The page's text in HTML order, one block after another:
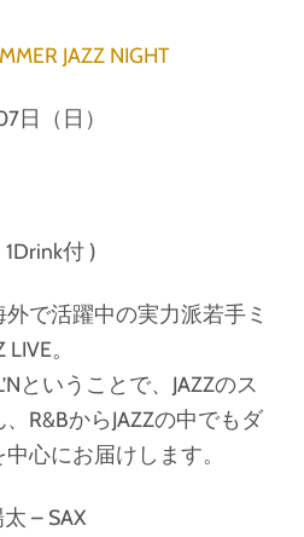
日（日）
付 )
で活躍中の実力派若手ミ
。
ということで、JAZZのス
R&BからJAZZの中でもダ
心にお届けします。
– SAX